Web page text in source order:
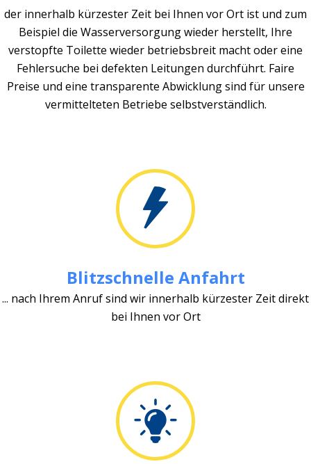
der innerhalb kürzester Zeit bei Ihnen vor Ort ist und zum
Beispiel die Wasserversorgung wieder herstellt, Ihre
verstopfte Toilette wieder betriebsbreit macht oder eine
Fehlersuche bei defekten Leitungen durchführt. Faire
Preise und eine transparente Abwicklung sind für unsere
vermittelteten Betriebe selbstverständlich.
Blitzschnelle Anfahrt
... nach Ihrem Anruf sind wir innerhalb kürzester Zeit direkt
bei Ihnen vor Ort